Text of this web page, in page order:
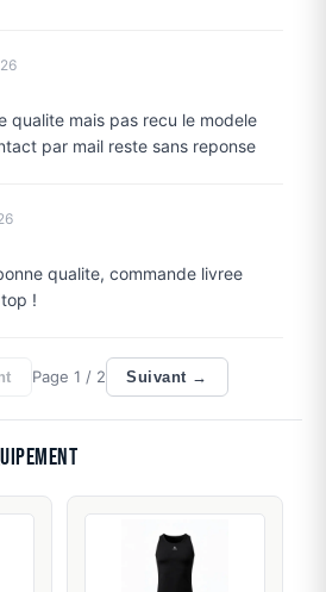
qualite mais pas recu le modele
par mail reste sans reponse
qualite, commande livree
!
Page1 / 2 Suivant →